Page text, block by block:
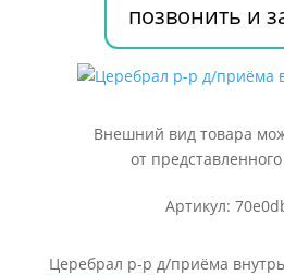
позвонить и
Внешний вид товара
от
Артикул:
Церебрал р-р д/приёма